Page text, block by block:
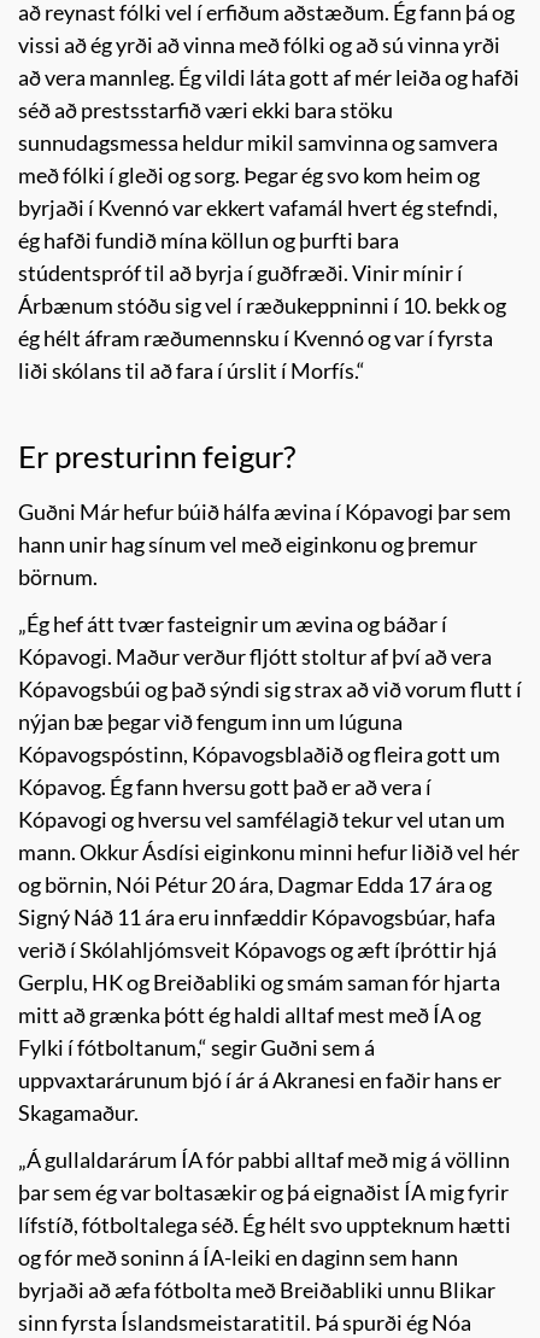
að reynast fólki vel í erfiðum aðstæðum. Ég fann þá og
vissi að ég yrði að vinna með fólki og að sú vinna yrði
að vera mannleg. Ég vildi láta gott af mér leiða og hafði
séð að prestsstarfið væri ekki bara stöku
sunnudagsmessa heldur mikil samvinna og samvera
með fólki í gleði og sorg. Þegar ég svo kom heim og
byrjaði í Kvennó var ekkert vafamál hvert ég stefndi,
ég hafði fundið mína köllun og þurfti bara
stúdentspróf til að byrja í guðfræði. Vinir mínir í
Árbænum stóðu sig vel í ræðukeppninni í 10. bekk og
ég hélt áfram ræðumennsku í Kvennó og var í fyrsta
liði skólans til að fara í úrslit í Morfís.“
Er presturinn feigur?
Guðni Már hefur búið hálfa ævina í Kópavogi þar sem
hann unir hag sínum vel með eiginkonu og þremur
börnum.
„Ég hef átt tvær fasteignir um ævina og báðar í
Kópavogi. Maður verður fljótt stoltur af því að vera
Kópavogsbúi og það sýndi sig strax að við vorum flutt í
nýjan bæ þegar við fengum inn um lúguna
Kópavogspóstinn, Kópavogsblaðið og fleira gott um
Kópavog. Ég fann hversu gott það er að vera í
Kópavogi og hversu vel samfélagið tekur vel utan um
mann. Okkur Ásdísi eiginkonu minni hefur liðið vel hér
og börnin, Nói Pétur 20 ára, Dagmar Edda 17 ára og
Signý Náð 11 ára eru innfæddir Kópavogsbúar, hafa
verið í Skólahljómsveit Kópavogs og æft íþróttir hjá
Gerplu, HK og Breiðabliki og smám saman fór hjarta
mitt að grænka þótt ég haldi alltaf mest með ÍA og
Fylki í fótboltanum,“ segir Guðni sem á
uppvaxtarárunum bjó í ár á Akranesi en faðir hans er
Skagamaður.
„Á gullaldarárum ÍA fór pabbi alltaf með mig á völlinn
þar sem ég var boltasækir og þá eignaðist ÍA mig fyrir
lífstíð, fótboltalega séð. Ég hélt svo uppteknum hætti
og fór með soninn á ÍA-leiki en daginn sem hann
byrjaði að æfa fótbolta með Breiðabliki unnu Blikar
sinn fyrsta Íslandsmeistaratitil. Þá spurði ég Nóa